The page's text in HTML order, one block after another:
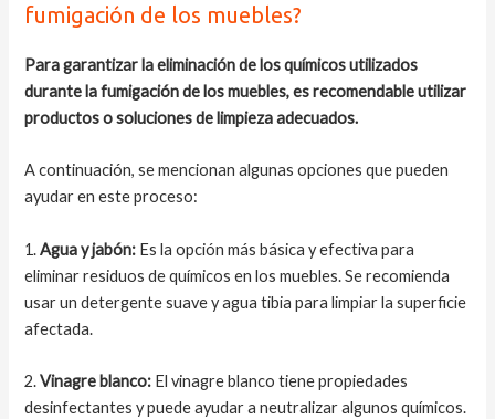
fumigación de los muebles?
Para garantizar la eliminación de los químicos utilizados
durante la fumigación de los muebles, es recomendable utilizar
productos o soluciones de limpieza adecuados.
A continuación, se mencionan algunas opciones que pueden
ayudar en este proceso:
1.Agua y jabón: Es la opción más básica y efectiva para
eliminar residuos de químicos en los muebles. Se recomienda
usar un detergente suave y agua tibia para limpiar la superficie
afectada.
2.Vinagre blanco: El vinagre blanco tiene propiedades
desinfectantes y puede ayudar a neutralizar algunos químicos.